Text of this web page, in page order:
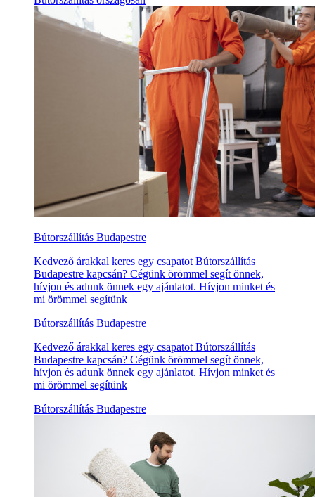
Bútorszállítás Budapestre
Kedvező árakkal keres egy csapatot Bútorszállítás
Budapestre kapcsán? Cégünk örömmel segít önnek,
hívjon és adunk önnek egy ajánlatot. Hívjon minket és
mi örömmel segítünk
Bútorszállítás Budapestre
Kedvező árakkal keres egy csapatot Bútorszállítás
Budapestre kapcsán? Cégünk örömmel segít önnek,
hívjon és adunk önnek egy ajánlatot. Hívjon minket és
mi örömmel segítünk
Bútorszállítás Budapestre